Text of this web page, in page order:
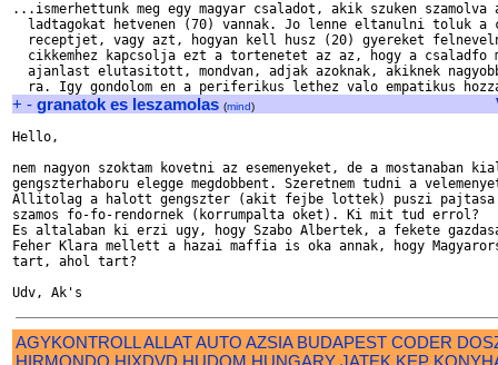
...ismerhettunk meg egy magyar csaladot, akik szuken
ladtagokat hetvenen (70) vannak. Jo lenne eltanulni toluk a
receptjet, vagy azt, hogyan kell husz (20) gyereket
cikkemhez kapcsolja ezt a tortenetet az az, hogy a csaladfo
ajanlast elutasitott, mondvan, adjak azoknak, akiknek
+ - granatok es leszamolas (mind)
Hello,
nem nagyon szoktam kovetni az esemenyeket, de a mostanaban
gengszterhaboru elegge megdobbent. Szeretnem tudni a
Allitolag a halott gengszter (akit fejbe lottek) puszi
szamos fo-fo-rendornek (korrumpalta oket). Ki mit tud errol?
Es altalaban ki erzi ugy, hogy Szabo Albertek, a fekete
Feher Klara mellett a hazai maffia is oka annak, hogy
tart, ahol tart?
AGYKONTROLLALLATAUTO AZSIA BUDAPEST CODER
HIRMONDO HIXDVD HUDOM HUNGARY JATEK KEP